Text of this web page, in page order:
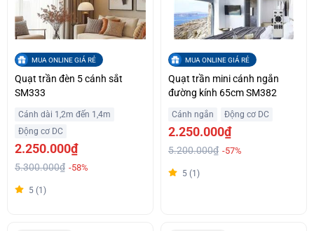
MUA ONLINE GIÁ RẺ
Quạt trần đèn 5 cánh sắt
SM333
Cánh dài 1,2m đến 1,4m
Động cơ DC
2.250.000₫
5.300.000₫ -58%
5 (1)
MUA ONLINE GIÁ RẺ
Quạt trần mini cánh ngắn
đường kính 65cm SM382
Cánh ngắn Động cơ DC
2.250.000₫
5.200.000₫ -57%
5 (1)